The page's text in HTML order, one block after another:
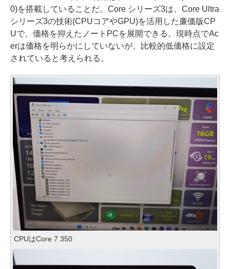
0)を搭載していることだ。Core シリーズ3は、Core Ultra
シリーズ3の技術(CPUコアやGPU)を活用した廉価版CP
Uで、価格を抑えたノートPCを展開できる。現時点でAc
erは価格を明らかにしていないが、比較的低価格に設定
されていると考えられる。
CPUはCore 7 350